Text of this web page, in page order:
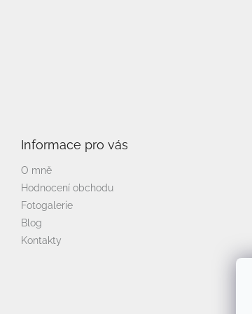
Informace pro vás
O mně
Hodnocení obchodu
Fotogalerie
Blog
Kontakty